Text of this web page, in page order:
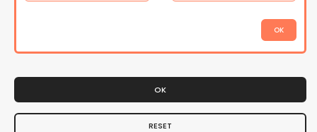
OK
RESET